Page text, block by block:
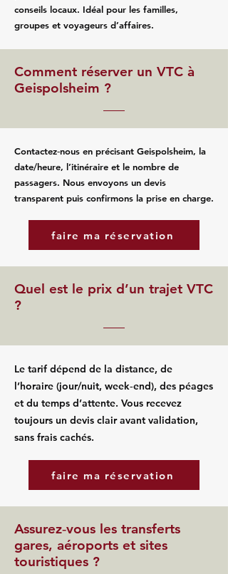
conseils locaux. Idéal pour les familles,
groupes et voyageurs d’affaires.
Comment réserver un VTC à
Geispolsheim ?
Contactez‑nous en précisant Geispolsheim, la
date/heure, l’itinéraire et le nombre de
passagers. Nous envoyons un devis
transparent puis confirmons la prise en charge.
faire ma réservation
Quel est le prix d’un trajet VTC
?
Le tarif dépend de la distance, de
l’horaire (jour/nuit, week‑end), des péages
et du temps d’attente. Vous recevez
toujours un devis clair avant validation,
sans frais cachés.
faire ma réservation
Assurez‑vous les transferts
gares, aéroports et sites
touristiques ?